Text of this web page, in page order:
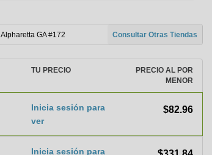
Alpharetta GA #172 Consultar Otras Tiendas
TU PRECIO
PRECIO AL POR
MENOR
Inicia sesión para
ver
$82.96
Inicia sesión para